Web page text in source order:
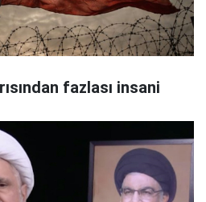
fazlası insani